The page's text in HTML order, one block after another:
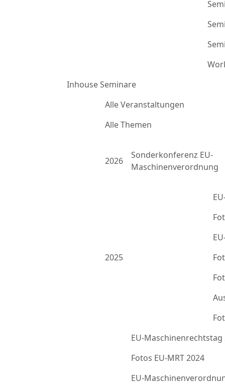
Inhouse Seminare
Alle Veranstaltungen
Alle Themen
2026
Sonderkonferenz EU-
Maschinenverordnung
2025
EU-Maschinenrechtstag
Fotos EU-MRT 2024
EU-